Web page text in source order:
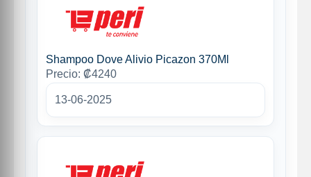
Shampoo Dove Alivio Picazon 370Ml
Precio: ₡4240
13-06-2025